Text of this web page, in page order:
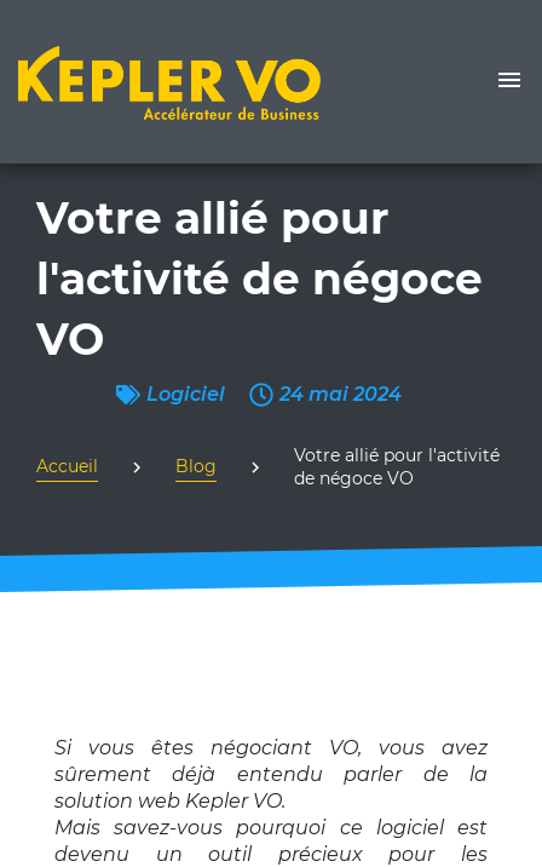
Votre allié pour
l'activité de négoce
VO
Logiciel 24 mai 2024
Accueil Blog
Votre allié pour l'activité
de négoce VO
Si vous êtes négociant VO, vous avez
sûrement déjà entendu parler de la
solution web Kepler VO.
Mais savez-vous pourquoi ce logiciel est
devenu un outil précieux pour les